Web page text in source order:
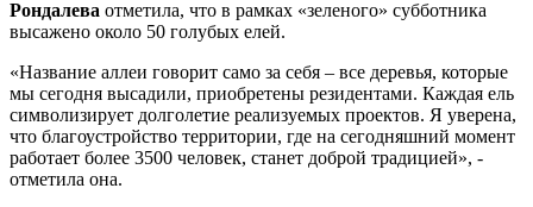
Рондалева отметила, что в рамках «зеленого» субботника
высажено около 50 голубых елей.
«Название аллеи говорит само за себя – все деревья, которые
мы сегодня высадили, приобретены резидентами. Каждая ель
символизирует долголетие реализуемых проектов. Я уверена,
что благоустройство территории, где на сегодняшний момент
работает более 3500 человек, станет доброй традицией», -
отметила она.